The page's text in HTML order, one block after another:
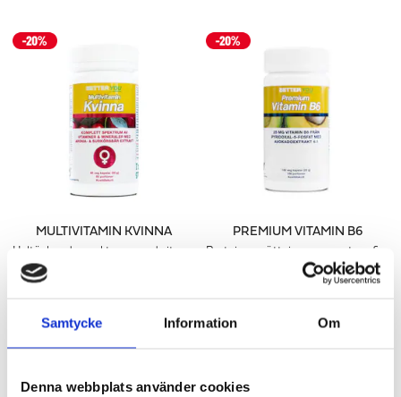
Samtycke Information Om
Denna webbplats använder cookies
MULTIVITAMIN KVINNA PREMIUM VITAMIN B6
188 kr